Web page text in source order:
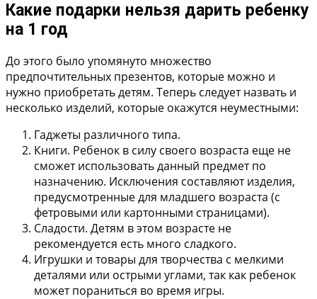
Какие подарки нельзя дарить ребенку
на 1 год
До этого было упомянуто множество
предпочтительных презентов, которые можно и
нужно приобретать детям. Теперь следует назвать и
несколько изделий, которые окажутся неуместными:
Гаджеты различного типа.
Книги. Ребенок в силу своего возраста еще не
сможет использовать данный предмет по
назначению. Исключения составляют изделия,
предусмотренные для младшего возраста (с
фетровыми или картонными страницами).
Сладости. Детям в этом возрасте не
рекомендуется есть много сладкого.
Игрушки и товары для творчества с мелкими
деталями или острыми углами, так как ребенок
может пораниться во время игры.